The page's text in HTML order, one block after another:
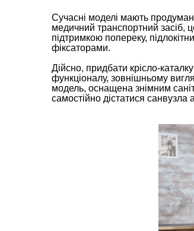
Сучасні моделі мають
медичний транспортний засіб,
підтримкою попереку,
фіксаторами.
Дійсно, придбати крісло-
функціоналу, зовнішньому
модель, оснащена знімним
самостійно дістатися